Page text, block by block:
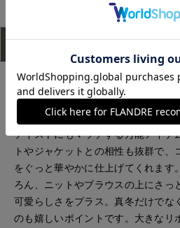
■デザイン
大胆なサイズ感のリボンデザイン
ト。甘すぎないバランスで、カジュ
テイストにもマッチする万能アイテ
トやジャケットとの相性も抜群で、
をぐっと華やかに仕上げてくれます
ろん、ニットやブラウスの上にさっ
可愛らしさをプラス。真冬だけでな
のも嬉しいポイントです。大きなリ